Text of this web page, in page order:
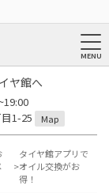
ヤ館へ
1-25
Map
タイヤ館アプリで
オイル交換がお
得！